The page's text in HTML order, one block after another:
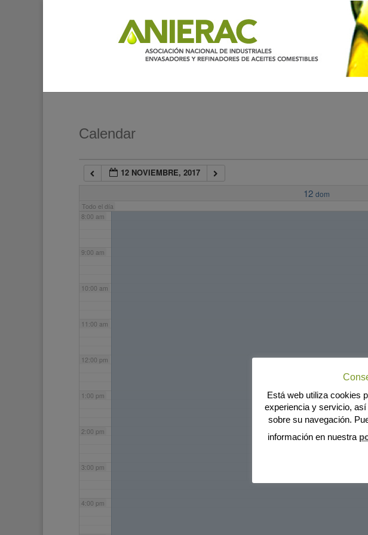
Calendar
12 NOVIEMBRE, 2017
12 dom
Todo el día
7:00 am
8:00 am
9:00 am
10:00 am
11:00 am
12:00 pm
1:00 pm
2:00 pm
3:00 pm
4:00 pm
Está web utiliza cookies
experiencia y servicio,
sobre su navegación.
información en nuestra